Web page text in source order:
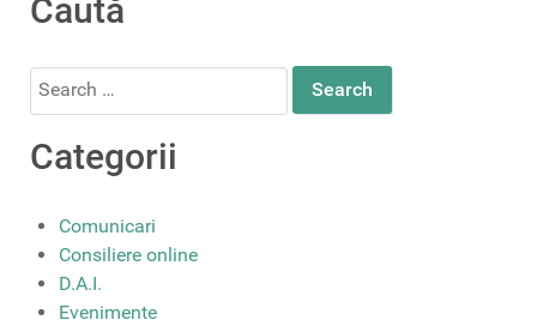
Caută
Search
Categorii
Comunicari
Consiliere online
D.A.I.
Evenimente